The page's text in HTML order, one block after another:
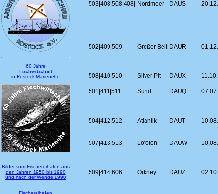
60 Jahre
Fischwirtschaft
in Rostock Marienehe
Bilder vom Fischereihafen aus
den Jahren 1950 bis 1990
und nach der Wende 1990
Fischereihafen
503|408|508|408| Nordmeer DAUS
502|409|509 Großer Belt DAUR
508|410|510 Silver Pit DAUX
501|411|511 Sund DAUQ
504|412|512 Atlantik DAUT
507|413|513 Lofoten DAUW
509|414|606 Orkney DAUZ